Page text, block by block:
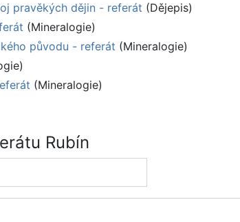
pravěkých dějin - referát (Dějepis)
(Mineralogie)
původu - referát (Mineralogie)
(Mineralogie)
Rubín